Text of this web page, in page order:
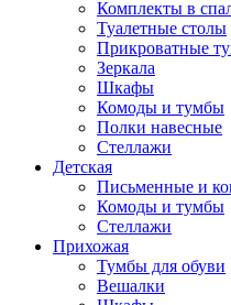
Комплекты в
Туалетные столы
Прикроватные
Зеркала
Шкафы
Комоды и тумбы
Полки навесные
Стеллажи
Детская
Письменные и
Комоды и тумбы
Стеллажи
Прихожая
Тумбы для обуви
Вешалки